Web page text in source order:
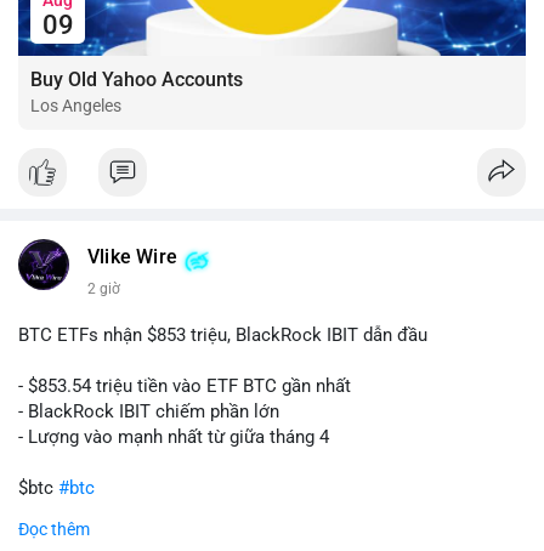
09
Buy Old Yahoo Accounts
Los Angeles
Vlike Wire
2 giờ
BTC ETFs nhận $853 triệu, BlackRock IBIT dẫn đầu
- $853.54 triệu tiền vào ETF BTC gần nhất
- BlackRock IBIT chiếm phần lớn
- Lượng vào mạnh nhất từ giữa tháng 4
$btc #btc
#vlikevn
Đọc thêm